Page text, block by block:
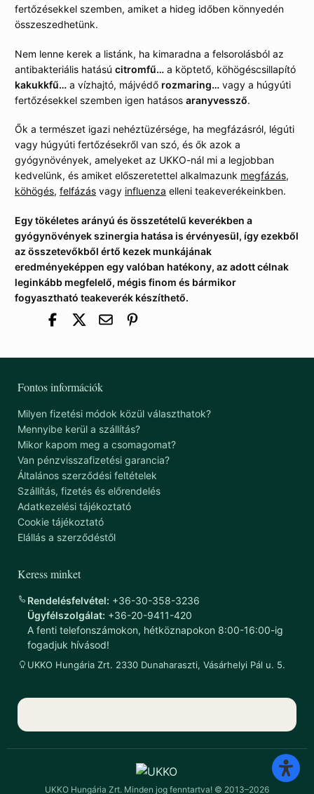
fertőzésekkel szemben, amiket a hideg időben könnyedén
összeszedhetünk.
Nem lenne kerek a listánk, ha kimaradna a felsorolásból az
antibakteriális hatású citromfű…a köptető, köhögéscsillapító
kakukkfű…a vízhajtó, májvédő rozmaring…vagy a húgyúti
fertőzésekkel szemben igen hatásos aranyvessző.
Ők a természet igazi nehéztüzérsége, ha megfázásról, légúti
vagy húgyúti fertőzésekről van szó, és ők azok a
gyógynövények, amelyeket az UKKO-nál mi a legjobban
kedvelünk, és amiket előszeretettel alkalmazunk megfázás,
köhögés, felfázásvagy influenza elleni teakeverékeinkben.
Egy tökéletes arányú és összetételű keverékben a
gyógynövények szinergia hatása is érvényesül, így ezekből
az összetevőkből értő kezek munkájának
eredményeképpen egy valóban hatékony, az adott célnak
leginkább megfelelő, mégis finom és bármikor
fogyasztható teakeverék készíthető.
Fontos információk
Milyen fizetési módok közül választhatok?
Mennyibe kerül a szállítás?
Mikor kapom meg a csomagomat?
Van pénzvisszafizetési garancia?
Általános szerződési feltételek
Szállítás, fizetés és előrendelés
Adatkezelési tájékoztató
Cookie tájékoztató
Elállás a szerződéstől
Keress minket
Rendelésfelvétel: +36-30-358-3236
Ügyfélszolgálat: +36-20-9411-420
A fenti telefonszámokon, hétköznapokon 8:00-16:00-ig
fogadjuk hívásod!
UKKO Hungária Zrt. 2330 Dunaharaszti, Vásárhelyi Pál u. 5.
UKKO Hungária Zrt. Minden jog fenntartva! © 2013–2026